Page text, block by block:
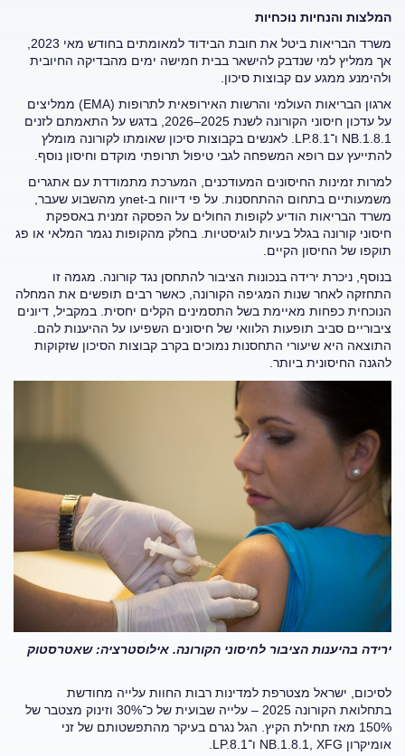
המלצות והנחיות נוכחיות
אך ממליץ למי שנדבק להישאר בבית חמישה ימים מהבדיקה החיובית
ולהימנע ממגע עם קבוצות סיכון.
ארגון הבריאות העולמי והרשות האירופאית לתרופות (EMA) ממליצים
על עדכון חיסוני הקורונה לשנת 2025–2026, בדגש על התאמתם לזנים
NB.1.8.1 ו־LP.8.1. לאנשים בקבוצות סיכון שאומתו לקורונה מומלץ
להתייעץ עם רופא המשפחה לגבי טיפול תרופתי מוקדם וחיסון נוסף.
למרות זמינות החיסונים המעודכנים, המערכת מתמודדת עם אתגרים
משמעותיים בתחום ההתחסנות. על פי דיווח ב-ynet מהשבוע שעבר,
משרד הבריאות הודיע לקופות החולים על הפסקה זמנית באספקת
חיסוני קורונה בגלל בעיות לוגיסטיות. בחלק מהקופות נגמר המלאי או פג
תוקפו של החיסון הקיים.
בנוסף, ניכרת ירידה בנכונות הציבור להתחסן נגד קורונה. מגמה זו
התחזקה לאחר שנות המגיפה הקורונה, כאשר רבים תופשים את המחלה
הנוכחית כפחות מאיימת בשל התסמינים הקלים יחסית. במקביל, דיונים
ציבוריים סביב תופעות הלוואי של חיסונים השפיעו על ההיענות להם.
התוצאה היא שיעורי התחסנות נמוכים בקרב קבוצות הסיכון שזקוקות
להגנה החיסונית ביותר.
ירידה בהיענות הציבור לחיסוני הקורונה. אילוסטרציה: שאטרסטוק
לסיכום, ישראל מצטרפת למדינות רבות החוות עלייה מחודשת
בתחלואת הקורונה 2025 – עלייה שבועית של כ־30% וזינוק מצטבר של
150% מאז תחילת הקיץ. הגל נגרם בעיקר מהתפשטותם של זני
אומיקרון NB.1.8.1, XFG ו־LP.8.1.